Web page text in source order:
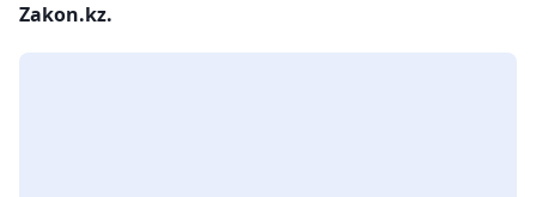
Zakon.kz.